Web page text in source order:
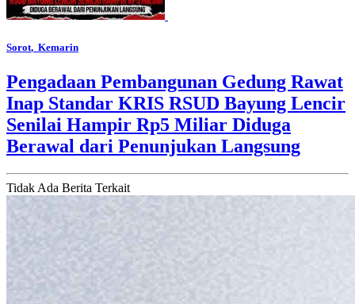
Sorot, Kemarin
Pengadaan Pembangunan Gedung Rawat
Inap Standar KRIS RSUD Bayung Lencir
Senilai Hampir Rp5 Miliar Diduga
Berawal dari Penunjukan Langsung
Tidak Ada Berita Terkait